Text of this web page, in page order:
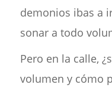
demonios ibas a
sonar a todo
Pero en la calle,
volumen y cómo